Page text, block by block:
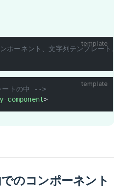
template
ポーネント、文字列テンプレート、
template
ートの中 -->
component>
のコンポーネント